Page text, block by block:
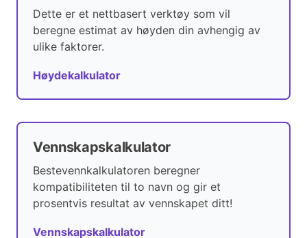
Dette er et nettbasert verktøy som vil
beregne estimat av høyden din avhengig av
ulike faktorer.
Høydekalkulator
Vennskapskalkulator
Bestevennkalkulatoren beregner
kompatibiliteten til to navn og gir et
prosentvis resultat av vennskapet ditt!
Vennskapskalkulator